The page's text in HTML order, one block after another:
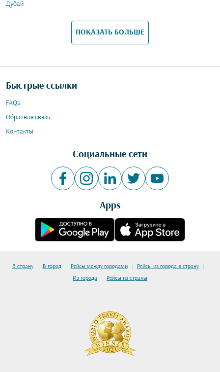
Дубай
ПОКАЗАТЬ БОЛЬШЕ
Быстрые ссылки
FAQs
Обратная связь
Контакты
Социальные сети
Apps
В страну | В город | Рейсы между городами | Рейсы из города в страну |
Из города | Рейсы из страны